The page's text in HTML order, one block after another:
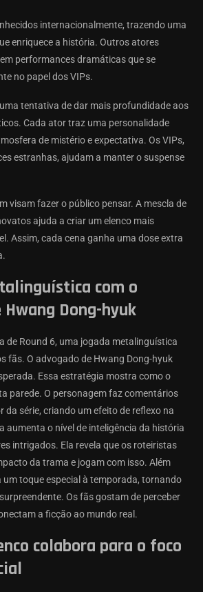
internacionalmente, trazendo uma
enriquece a história. Outros atores
performances dramáticas que se
no papel dos VIPs.
tentativa de dar mais profundidade aos
Cada ator traz uma personalidade
de mistério e expectativa. Os VIPs,
estranhas, ajudam a manter o suspense
visam fazer o público pensar. A mescla de
ajuda a criar um elenco mais
Assim, cada cena ganha uma dose extra
com o
Dong-hyuk
de Round 6, uma jogada metalinguística
fãs. O advogado de Hwang Dong-hyuk
Essa estratégia mostra como o
parede. O personagem faz comentários
da série, criando um efeito de reflexo na
aumenta o nível de inteligência da história
intrigados. Ela revela que os roteiristas
da trama e jogam com isso. Além
um toque especial à temporada, tornando
Os fãs gostam de perceber
a ficção ao mundo real.
colabora para o foco